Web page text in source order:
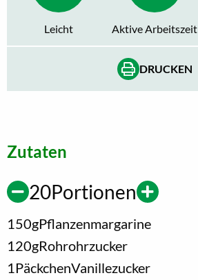
Leicht Aktive Arbeitszeit
DRUCKEN
Zutaten
20Portionen
150gPflanzenmargarine
120gRohrohrzucker
1 PäckchenVanillezucker